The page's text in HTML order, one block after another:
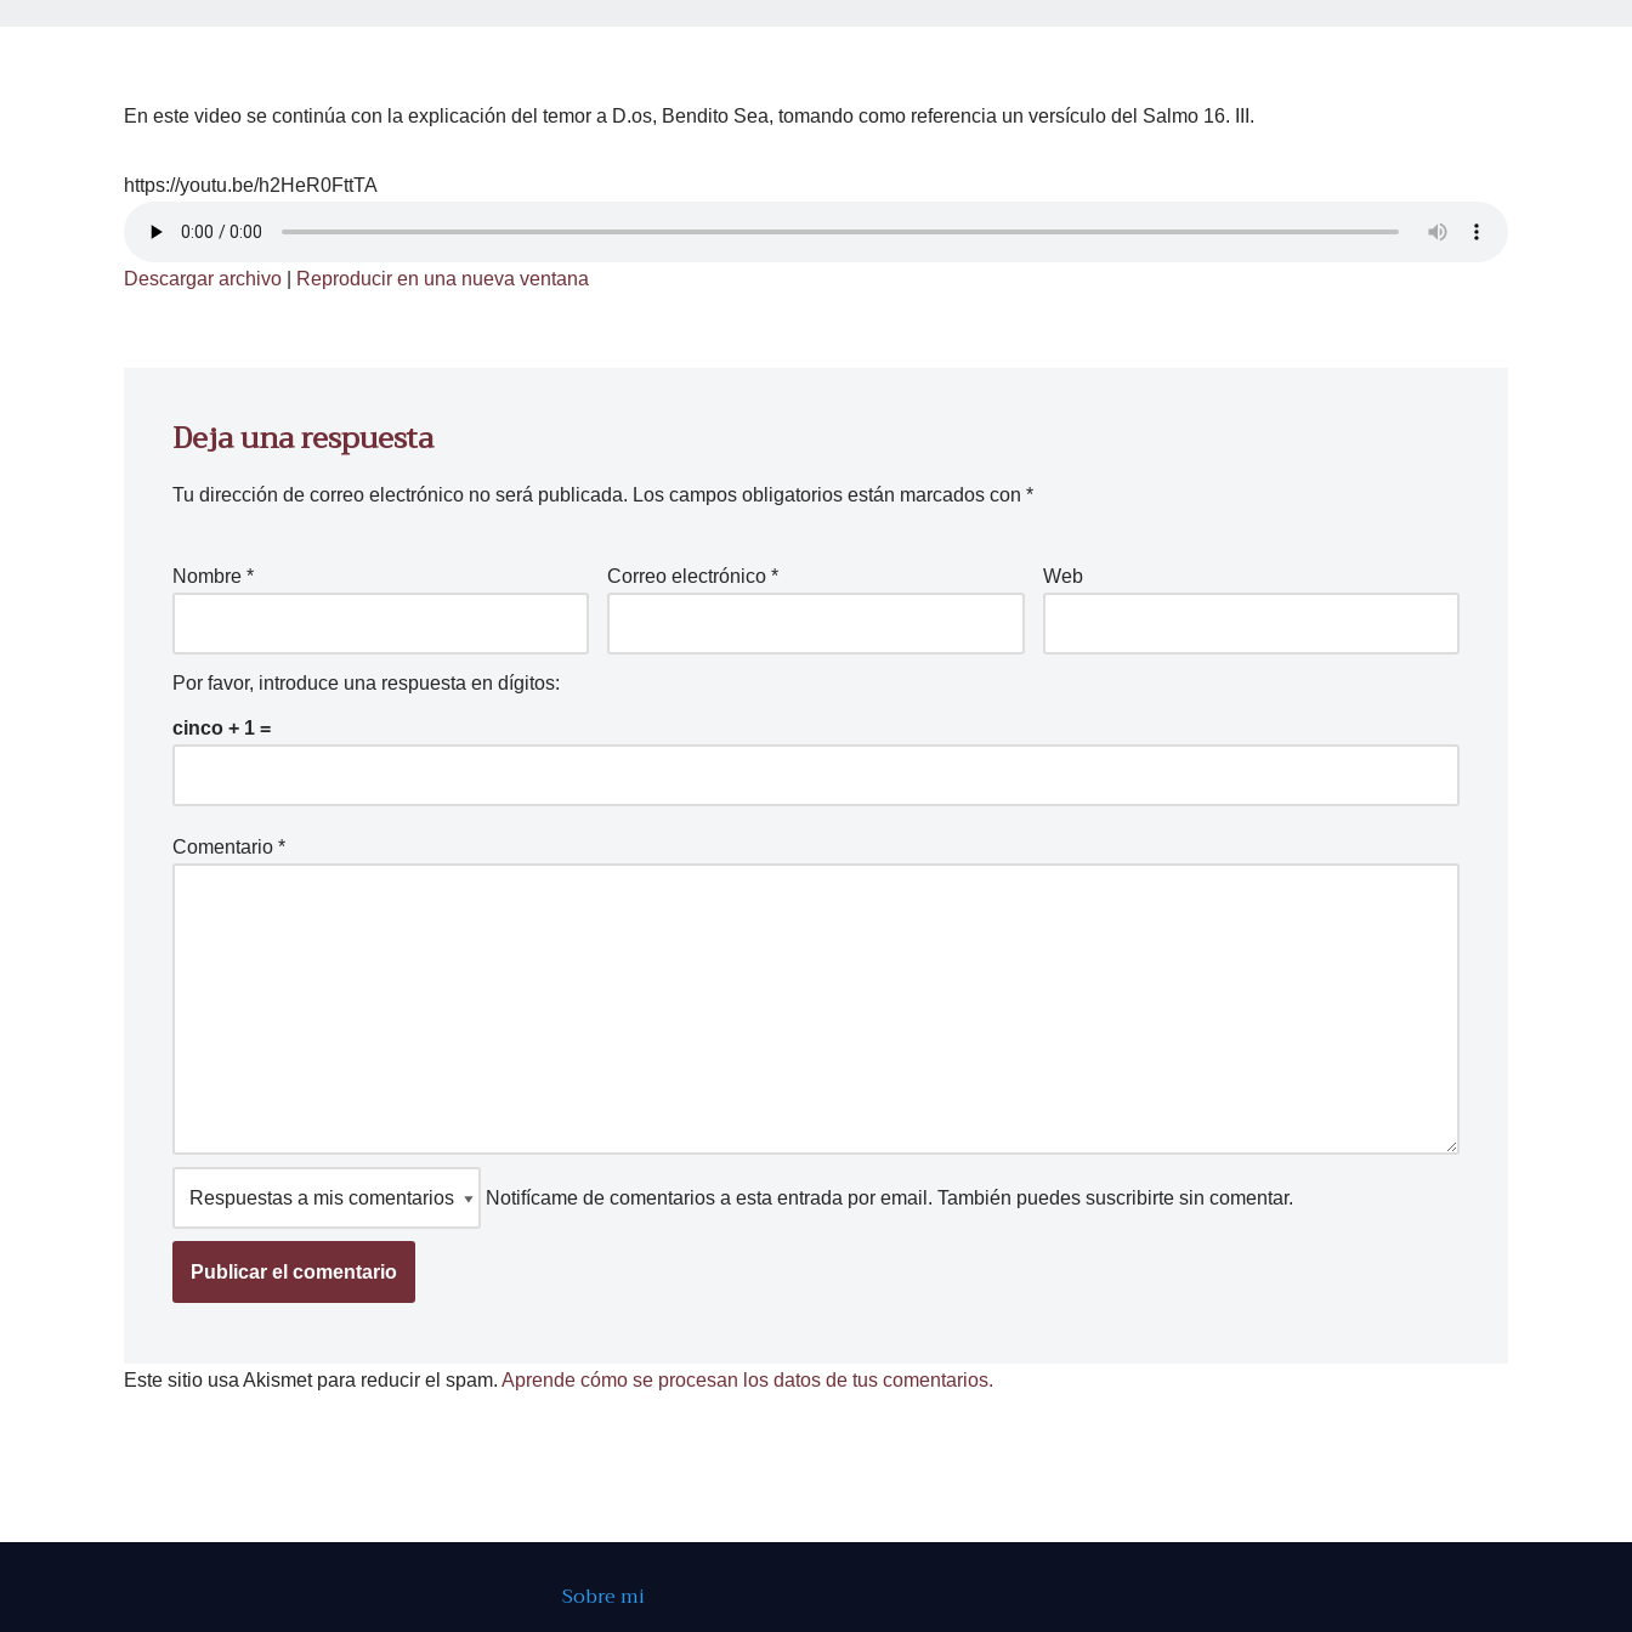
En este video se continúa con la explicación del temor a D.os, Bendito Sea, tomando como referencia un versículo del Salmo 16. III.
https://youtu.be/h2HeR0FttTA
Descargar archivo Reproducir en una nueva ventana
Deja una respuesta
Tu dirección de correo electrónico no será publicada. Los campos obligatorios están marcados con *
Nombre * Correo electrónico* Web
Por favor, introduce una respuesta en dígitos:
cinco + 1 =
Comentario *
Notifícame de comentarios a esta entrada por email. También puedes suscribirte sin comentar.
Este sitio usa Akismet para reducir el spam. Aprende cómo se procesan los datos de tus comentarios.
Sobre mi